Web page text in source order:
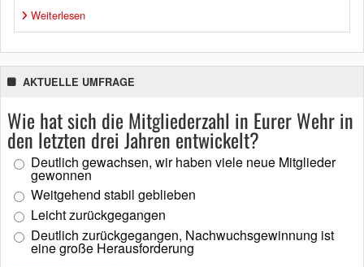
Weiterlesen
AKTUELLE UMFRAGE
Wie hat sich die Mitgliederzahl in Eurer Wehr in
den letzten drei Jahren entwickelt?
Deutlich gewachsen, wir haben viele neue Mitglieder
gewonnen
Weitgehend stabil geblieben
Leicht zurückgegangen
Deutlich zurückgegangen, Nachwuchsgewinnung ist
eine große Herausforderung